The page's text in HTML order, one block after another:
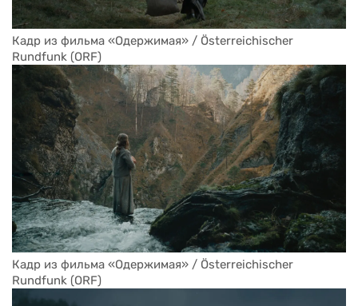
Кадр из фильма «Одержимая» / Österreichischer
Rundfunk (ORF)
Кадр из фильма «Одержимая» / Österreichischer
Rundfunk (ORF)